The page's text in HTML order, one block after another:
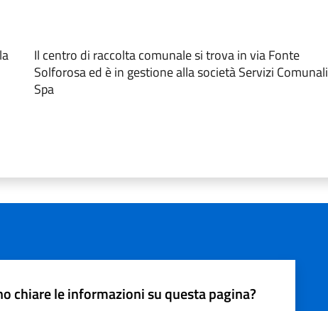
Il centro di raccolta comunale si trova in via Fonte
Solforosa ed è in gestione alla società Servizi Comunali
Spa
chiare le informazioni su questa pagina?